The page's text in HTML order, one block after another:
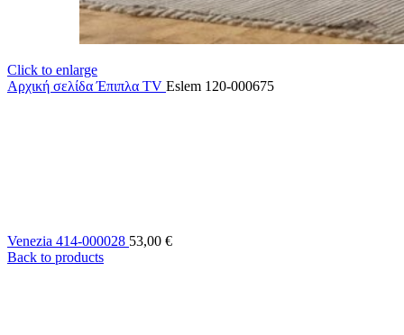
Click to enlarge
Αρχική σελίδαΈπιπλα TV Eslem 120-000675
Venezia 414-000028 53,00 €
Back to products